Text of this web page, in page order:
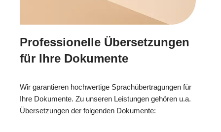
Professionelle Übersetzungen
für Ihre Dokumente
Wir garantieren hochwertige Sprachübertragungen für
Ihre Dokumente. Zu unseren Leistungen gehören u.a.
Übersetzungen der folgenden Dokumente: